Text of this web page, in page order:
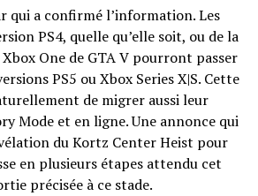
qui a confirmé l’information. Les
PS4, quelle qu’elle soit, ou de la
One de GTA V pourront passer
PS5 ou Xbox Series X|S. Cette
de migrer aussi leur
Mode et en ligne. Une annonce qui
du Kortz Center Heist pour
en plusieurs étapes attendu cet
précisée à ce stade.